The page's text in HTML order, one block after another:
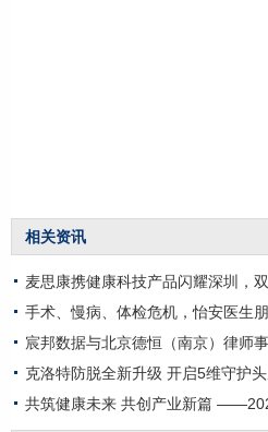
相关资讯
麦思康携健康科技产品闪耀深圳，
手术、慢病、体检危机，怡安医生
宸邦数据与北京德恒（南京）律师
克洛特防脱全新升级 开启5维守护
共筑健康未来 共创产业新篇